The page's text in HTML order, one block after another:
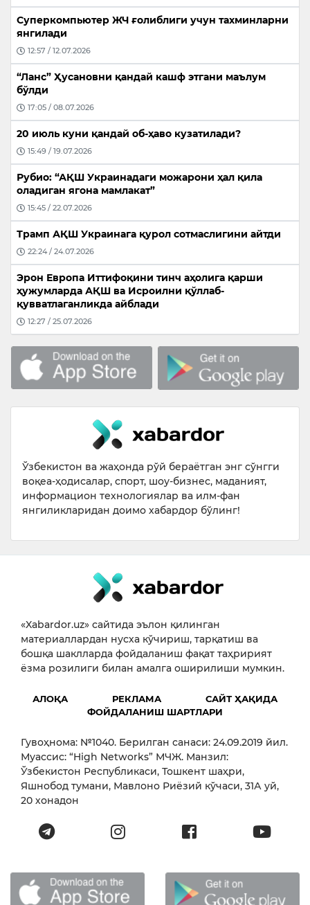
Суперкомпьютер ЖЧ ғолиблиги учун тахминларни
янгилади
12:57 / 12.07.2026
“Ланс” Ҳусановни қандай кашф этгани маълум
бўлди
17:05 / 08.07.2026
20 июль куни қандай об-ҳаво кузатилади?
15:49 / 19.07.2026
Рубио: “АҚШ Украинадаги можарони ҳал қила
оладиган ягона мамлакат”
15:45 / 22.07.2026
Трамп АҚШ Украинага қурол сотмаслигини айтди
22:24 / 24.07.2026
Эрон Европа Иттифоқини тинч аҳолига қарши
ҳужумларда АҚШ ва Исроилни қўллаб-
қувватлаганликда айблади
12:27 / 25.07.2026
Ўзбекистон ва жаҳонда рўй бераётган энг сўнгги
воқеа-ҳодисалар, спорт, шоу-бизнес, маданият,
информацион технологиялар ва илм-фан
янгиликларидан доимо хабардор бўлинг!
«Xabardor.uz» сайтида эълон қилинган
материаллардан нусха кўчириш, тарқатиш ва
бошқа шаклларда фойдаланиш фақат таҳририят
ёзма розилиги билан амалга оширилиши мумкин.
АЛОҚА РЕКЛАМА
САЙТ ҲАҚИДА
ФОЙДАЛАНИШ ШАРТЛАРИ
Гувоҳнома: №1040. Берилган санаси: 24.09.2019 йил.
Муассис: “High Networks” МЧЖ. Манзил:
Ўзбекистон Республикаси, Тошкент шаҳри,
Яшнобод тумани, Мавлоно Риёзий кўчаси, 31А уй,
20 хонадон